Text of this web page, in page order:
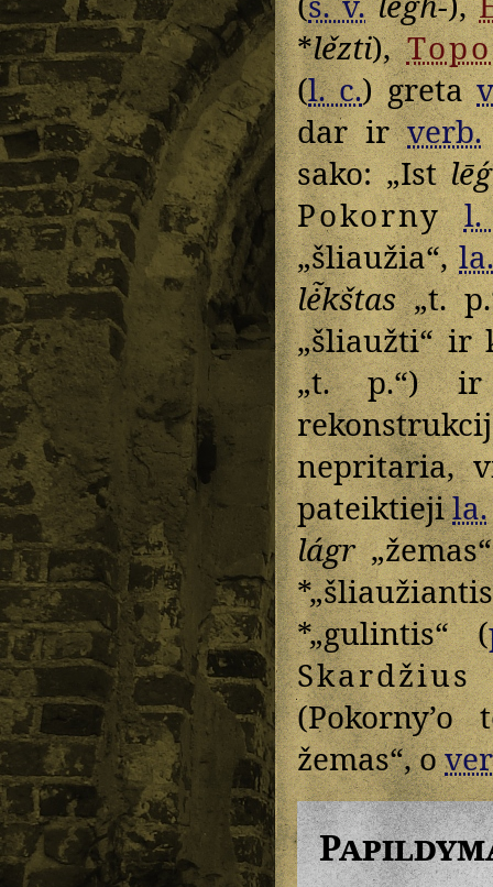
*lězti),
(l. c.) greta
dar irverb.
sako: „Ist
Pokorny l.
„šliaužia“,la.
lė̃kštas„t.
„šliaužti“ ir
„t. p.“)
nepritaria,
pateiktiejila.
lágr
*„gulintis“ (
Skardžius
žemas“, o